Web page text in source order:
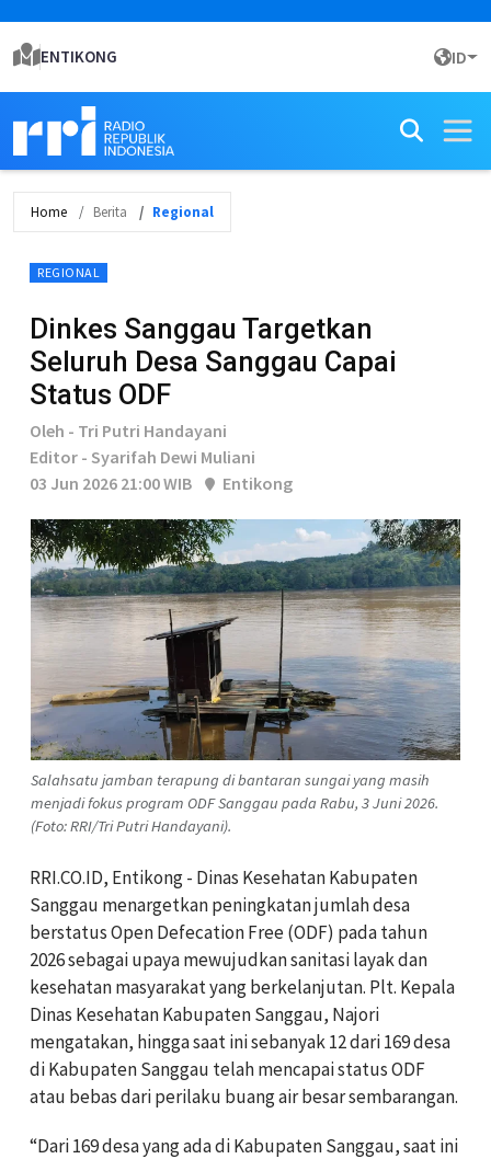
ENTIKONG ID
Home Berita Regional
REGIONAL
Dinkes Sanggau Targetkan
Seluruh Desa Sanggau Capai
Status ODF
Oleh - Tri Putri Handayani
Editor - Syarifah Dewi Muliani
03 Jun 2026 21:00 WIB
Entikong
Salahsatu jamban terapung di bantaran sungai yang masih
menjadi fokus program ODF Sanggau pada Rabu, 3 Juni 2026.
(Foto: RRI/Tri Putri Handayani).
RRI.CO.ID, Entikong - Dinas Kesehatan Kabupaten
Sanggau menargetkan peningkatan jumlah desa
berstatus Open Defecation Free (ODF) pada tahun
2026 sebagai upaya mewujudkan sanitasi layak dan
kesehatan masyarakat yang berkelanjutan. Plt. Kepala
Dinas Kesehatan Kabupaten Sanggau, Najori
mengatakan, hingga saat ini sebanyak 12 dari 169 desa
di Kabupaten Sanggau telah mencapai status ODF
atau bebas dari perilaku buang air besar sembarangan.
“Dari 169 desa yang ada di Kabupaten Sanggau, saat ini